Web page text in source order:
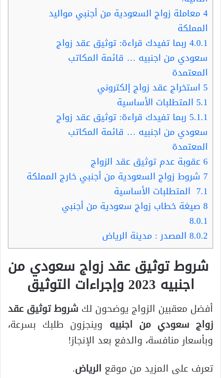
4معاملة زواج السعودية من أجنبي مواليد
المملكة
4.0.1 ربما تفيدك قراءة: توثيق عقد زواج
سعودي من اجنبيه … قائمة المكاتب
المعتمدة
5 استخراج عقد زواج إلكتروني
5.1 المتطلبات الأساسية
5.1.1 ربما تفيدك قراءة: توثيق عقد زواج
سعودي من اجنبيه … قائمة المكاتب
المعتمدة
6عقوبة عدم توثيق عقد الزواج
7 شروط زواج السعودية من أجنبي خارج المملكة
7.1 المتطلبات الأساسية
8 صيغة خطاب زواج سعودية من أجنبي
8.0.1
8.0.2 المصدر : مدينة الرياض
شروط توثيق عقد زواج سعودي من
اجنبيه 2023 وإجراءات التوثيق
أفضل معقبين الزواج يوضحون لك شروط توثيق عقد
زواج سعودي من اجنبيه وينجزون طلبك بسرعة،
وبأسعار منافسة، والدفع بعد الإنجاز!
تعرف على المزيد من موقع الرياض.